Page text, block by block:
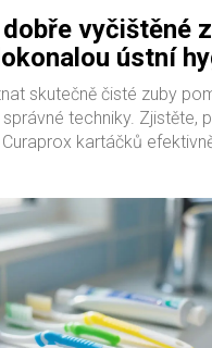
vyčištěné
ústní
skutečně čisté zuby
techniky. Zjistěte,
kartáčků